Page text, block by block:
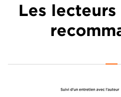
Les